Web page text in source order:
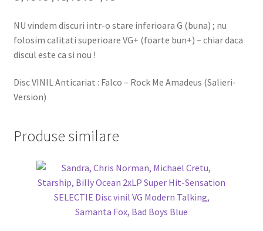
NU vindem discuri intr-o stare inferioara G (buna) ; nu
folosim calitati superioare VG+ (foarte bun+) – chiar daca
discul este ca si nou !
Disc VINIL Anticariat : Falco ‎– Rock Me Amadeus (Salieri-
Version)
Produse similare